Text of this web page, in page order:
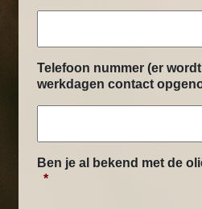
Telefoon nummer (er
werkdagen contact
Ben je al bekend met de
*